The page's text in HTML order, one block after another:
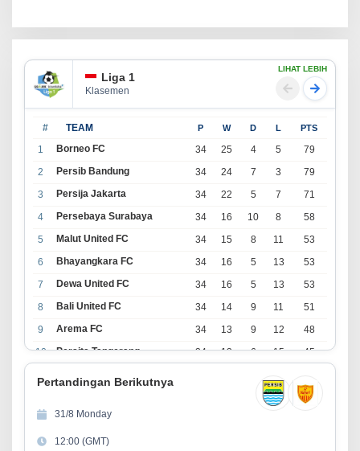
Liga 1
Klasemen
LIHAT LEBIH
# TEAM P W D L PTS
1 Borneo FC 34 25 4 5
79
2
Persib Bandung 34 24 7 3
79
3
Persija Jakarta 34 22 5 7
71
4
Persebaya Surabaya 34 16 10 8
58
5
Malut United FC 34 15 8 11
53
6
Bhayangkara FC 34 16 5 13
53
7
Dewa United FC 34 16 5 13
53
8
Bali United FC 34 14 9 11
51
9
Arema FC 34 13 9 12
48
10
Persita Tangerang 34 13 6 15
45
17
39
13
Persijap Jepara
14
Madura United FC
Pertandingan Berikutnya
31/8 Monday
12:00 (GMT)